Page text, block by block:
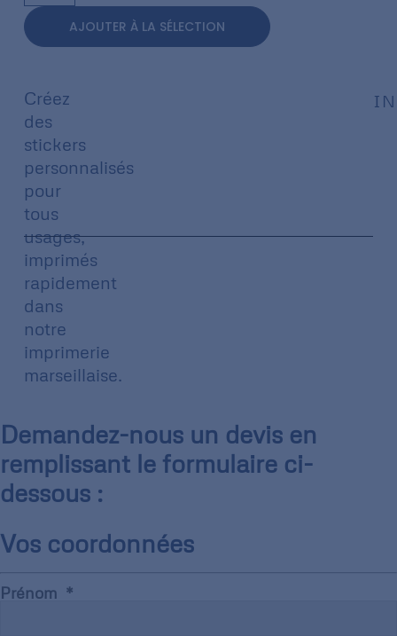
AJOUTER À LA SÉLECTION
Créez
des
stickers
personnalisés
pour
tous
usages,
imprimés
rapidement
dans
notre
imprimerie
marseillaise.
Demandez-nous un devis en
remplissant le formulaire ci-
dessous :
Vos coordonnées
Prénom